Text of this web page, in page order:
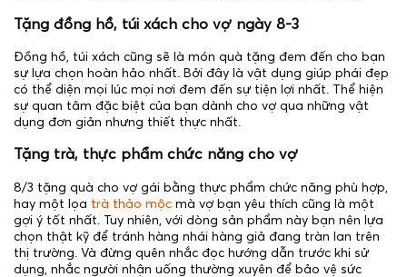
Tặng đồng hồ, túi xách cho vợ ngày 8-3
Đồng hồ, túi xách cũng sẽ là món quà tặng đem đến cho bạn
sự lựa chọn hoàn hảo nhất. Bởi đây là vật dụng giúp phái đẹp
có thể diện mọi lúc mọi nơi đem đến sự tiện lợi nhất. Thể hiện
sự quan tâm đặc biệt của bạn dành cho vợ qua những vật
dụng đơn giản nhưng thiết thực nhất.
Tặng trà, thực phẩm chức năng cho vợ
8/3 tặng quà cho vợ gái bằng thực phẩm chức năng phù hợp,
hay một lọa trà thảo mộc mà vợ bạn yêu thích cũng là một
gợi ý tốt nhất. Tuy nhiên, với dòng sản phẩm này bạn nên lựa
chọn thật kỹ để tránh hàng nhái hàng giả đang tràn lan trên
thị trường. Và đừng quên nhắc đọc hướng dẫn trước khi sử
dụng, nhắc người nhận uống thường xuyên để bảo vệ sức